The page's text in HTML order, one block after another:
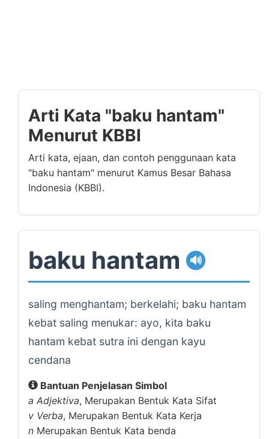
Arti Kata "baku hantam"
Menurut KBBI
Arti kata, ejaan, dan contoh penggunaan kata
"baku hantam" menurut Kamus Besar Bahasa
Indonesia (KBBI).
baku hantam 🔊
saling menghantam; berkelahi; baku hantam
kebat saling menukar: ayo, kita baku
hantam kebat sutra ini dengan kayu
cendana
Bantuan Penjelasan Simbol
a Adjektiva, Merupakan Bentuk Kata Sifat
v Verba, Merupakan Bentuk Kata Kerja
n Merupakan Bentuk Kata benda